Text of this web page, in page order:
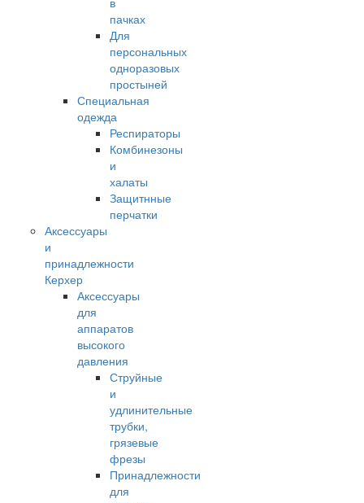
пачках
Для
персональных
одноразовых
простыней
Специальная
одежда
Респираторы
Комбинезоны
и
халаты
Защитнные
перчатки
Аксессуары
и
принадлежности
Керхер
Аксессуары
для
аппаратов
высокого
давления
Струйные
и
удлинительные
трубки,
грязевые
фрезы
Принадлежности
для